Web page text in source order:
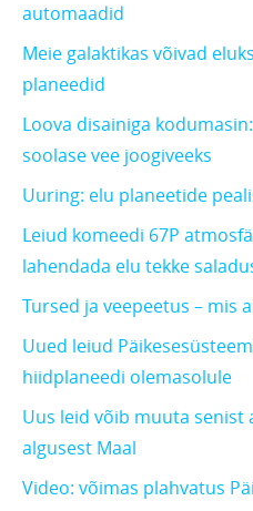
automaadid
Meie galaktikas võivad
planeedid
Loova disainiga
soolase vee joogiveeks
Uuring: elu planeetide
Leiud komeedi 67P
lahendada elu tekke
Tursed ja veepeetus – mis
Uued leiud
hiidplaneedi olemasolule
Uus leid võib muuta senist
algusest Maal
Video: võimas plahvatus